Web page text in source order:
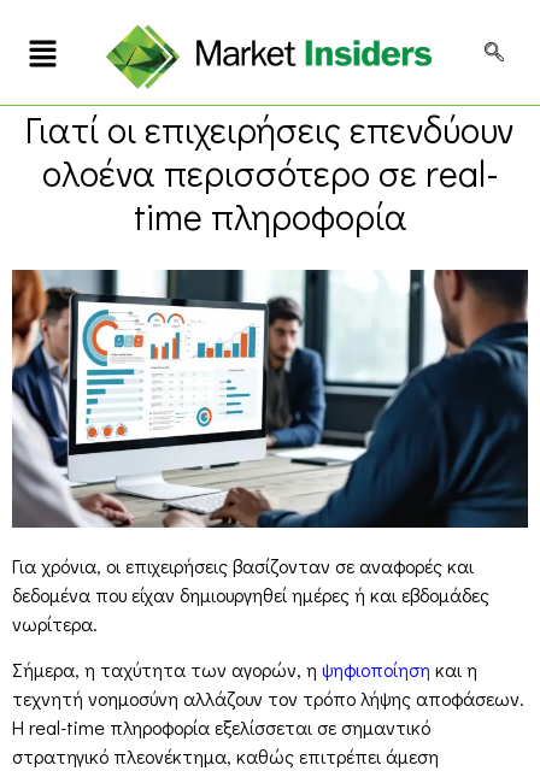
Γιατί οι επιχειρήσεις επενδύουν
ολοένα περισσότερο σε real-
time πληροφορία
Για χρόνια, οι επιχειρήσεις βασίζονταν σε αναφορές και
δεδομένα που είχαν δημιουργηθεί ημέρες ή και εβδομάδες
νωρίτερα.
Σήμερα, η ταχύτητα των αγορών, η ψηφιοποίηση και η
τεχνητή νοημοσύνη αλλάζουν τον τρόπο λήψης αποφάσεων.
Η real-time πληροφορία εξελίσσεται σε σημαντικό
στρατηγικό πλεονέκτημα, καθώς επιτρέπει άμεση